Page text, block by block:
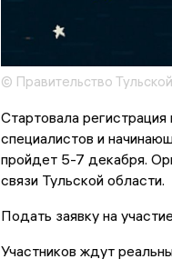
© Правительство
Стартовала
специалистов и
пройдет 5-7 декабря.
связи Тульской области.
Подать заявку на
Участников ждут